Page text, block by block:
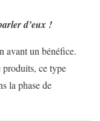
d’eux !
avant un bénéfice.
produits, ce type
la phase de